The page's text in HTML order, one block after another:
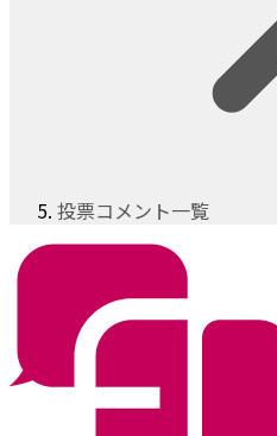
投票コメント一覧